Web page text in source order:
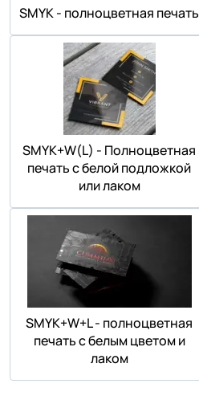
SMYK - полноцветная печать
SMYK+W(L) - Полноцветная
печать с белой подложкой
или лаком
SMYK+W+L - полноцветная
печать с белым цветом и
лаком